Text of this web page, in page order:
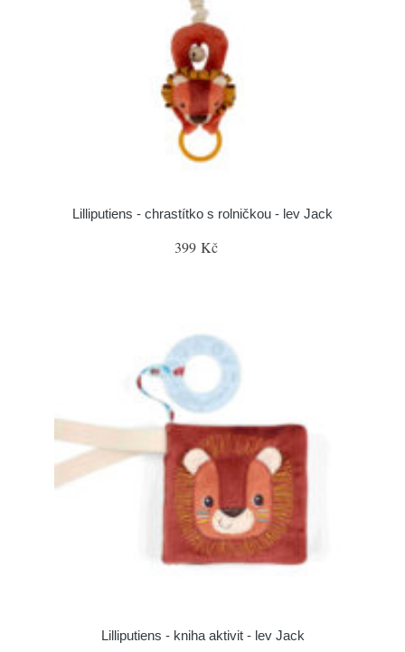
Lilliputiens - chrastítko s rolničkou - lev Jack
399 Kč
Lilliputiens - kniha aktivit - lev Jack